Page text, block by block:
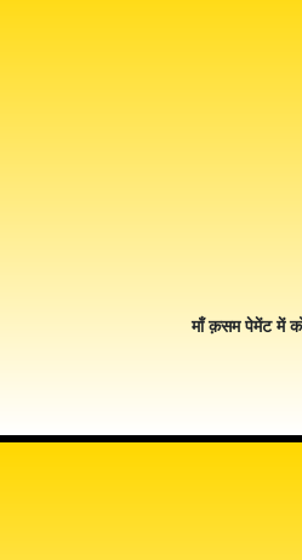
माँ क़सम पेमेंट में